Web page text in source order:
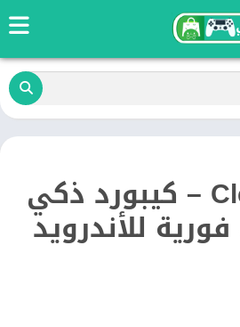
CleverType AI – كيبورد ذكي
للأندرويد